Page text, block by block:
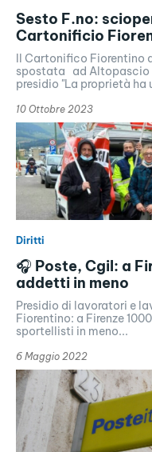
Sesto F.no:
Cartonificio
Il Cartonifico Fiorentino
spostata ad Altopascio
presidio "La
10 Ottobre 2023
Diritti
🎧 Poste, Cgil: a
addetti in meno
Presidio di lavoratori e
Fiorentino: a Firenze
sportellisti in meno...
6 Maggio 2022